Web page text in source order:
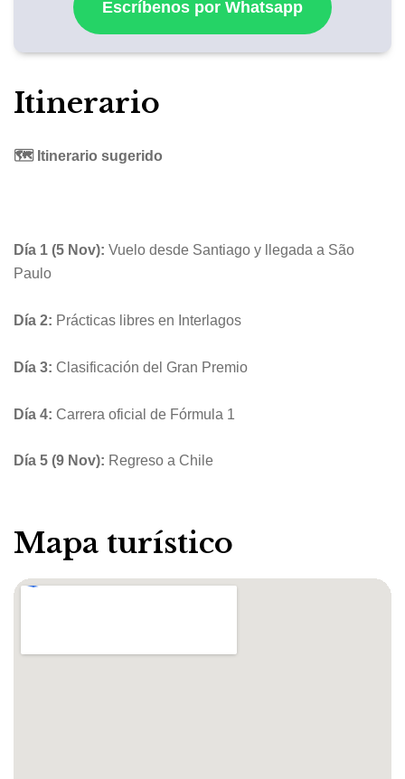
Escríbenos por Whatsapp
Itinerario
🗺️ Itinerario sugerido
Día 1 (5 Nov): Vuelo desde Santiago y llegada a São
Paulo
Día 2: Prácticas libres en Interlagos
Día 3: Clasificación del Gran Premio
Día 4: Carrera oficial de Fórmula 1
Día 5 (9 Nov): Regreso a Chile
Mapa turístico